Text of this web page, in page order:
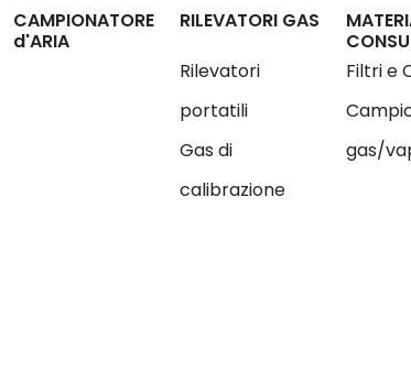
CAMPIONATORE
d'ARIA
RILEVATORI GAS
Rilevatori
portatili
Gas di
calibrazione
Filtri e
gas/